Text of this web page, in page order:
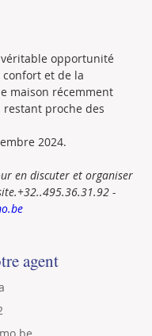
opportunité
et de la
maison récemment
restant proche des
2024.
en discuter et organiser
-
agent